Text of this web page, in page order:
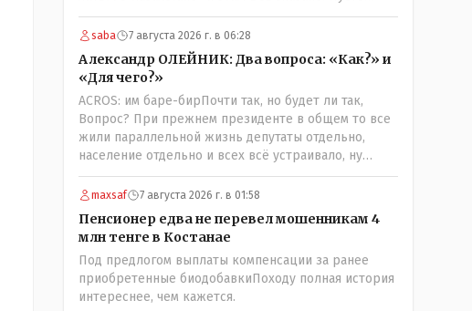
люди попробуют- вдруг получиться, хотя навряд ли,
вы же сами сказали: "....чтобы вернуть
исторические названия городам и весям...."
историческое название согласно этой же статьи :-
Цитата:..."...Комиссия утвердила новое место для
поселения ниже по Тоболу около брода,
находившегося около урочища Кустанай,
предложив назвать его Ново-Николаевским...." Так
что всё в цвет: - Кустанай - историческое название,
а Ново -Николаевск - его назвали пришлые люди.
saba 7 августа 2026 г. в 06:28
Александр ОЛЕЙНИК: Два вопроса: «Как?» и
«Для чего?»
ACROS: им баре-бирПочти так, но будет ли так,
Вопрос? При прежнем президенте в общем то все
жили параллельной жизнь депутаты отдельно,
население отдельно и всех всё устраивало, ну
кроме отдельных очень активных членов общества,
их всегда быстро выявляли и кого за границу, кого
политической жизни страны! А теперь когда власть
потихоньку забирается в карман к народу многим
уже хочется спросить у депутатов:" А народные ли
вы избранники?" Но те глухо отгородились
обезличивающей стеной партии, которую якобы мы
maxsaf 7 августа 2026 г. в 01:58
Пенсионер едва не перевел мошенникам 4
млн тенге в Костанае
Под предлогом выплаты компенсации за ранее
приобретенные биодобавкиПоходу полная история
интереснее, чем кажется.